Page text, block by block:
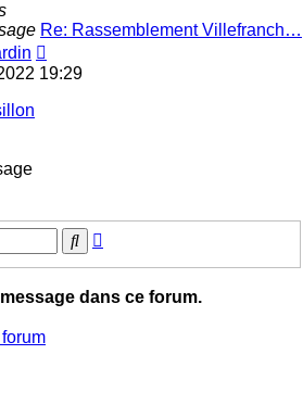
Re: Rassemblement Villefranch…
le
19:29
Rechercher
message dans ce forum.